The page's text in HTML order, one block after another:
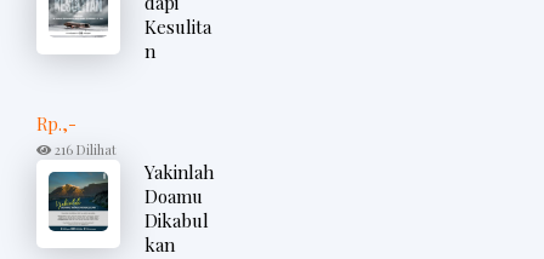
Kesulita
n
Rp.,-
216 Dilihat
Yakinlah
Doamu
Dikabul
kan